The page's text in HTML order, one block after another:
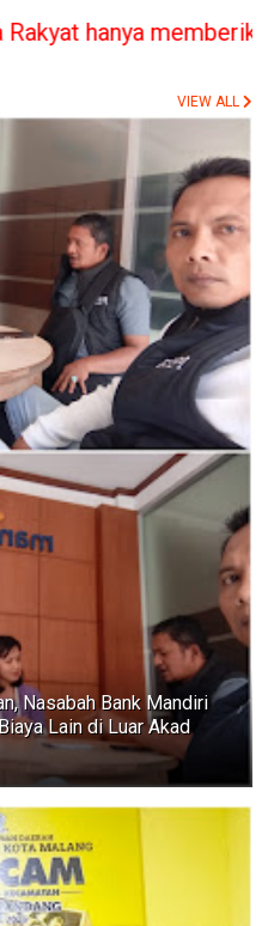
bantuan
VIEW ALL
Nasabah Bank Mandiri
Lain di Luar Akad